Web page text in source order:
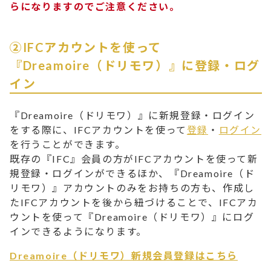
らになりますのでご注意ください。
②IFCアカウントを使って
『Dreamoire（ドリモワ）』に登録・ログ
イン
『Dreamoire（ドリモワ）』に新規登録・ログイン
をする際に、IFCアカウントを使って 登録 ・ ログイン
を行うことができます。
既存の『IFC』会員の方がIFCアカウントを使って新
規登録・ログインができるほか、『Dreamoire（ド
リモワ）』アカウントのみをお持ちの方も、作成し
たIFCアカウントを後から紐づけることで、IFCアカ
ウントを使って『Dreamoire（ドリモワ）』にログ
インできるようになります。
Dreamoire（ドリモワ）新規会員登録はこちら